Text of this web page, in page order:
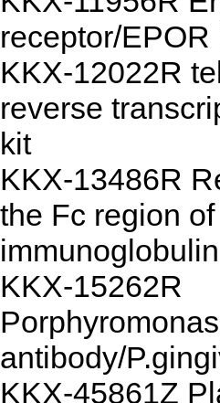
receptor/EPOR
KKX-12022R
reverse
kit
KKX-13486R
the Fc region of
KKX-15262R
antibody/
KKX-45861Z